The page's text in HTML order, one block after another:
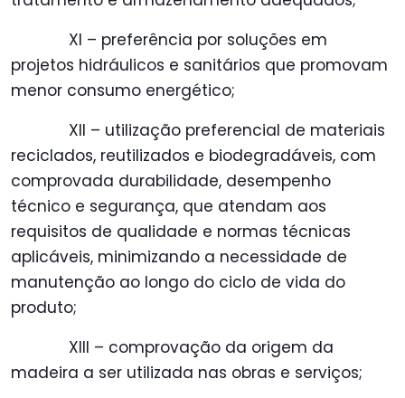
XI – preferência por soluções em
projetos hidráulicos e sanitários que promovam
menor consumo energético;
XII – utilização preferencial de materiais
reciclados, reutilizados e biodegradáveis, com
comprovada durabilidade, desempenho
técnico e segurança, que atendam aos
requisitos de qualidade e normas técnicas
aplicáveis, minimizando a necessidade de
manutenção ao longo do ciclo de vida do
produto;
XIII – comprovação da origem da
madeira a ser utilizada nas obras e serviços;